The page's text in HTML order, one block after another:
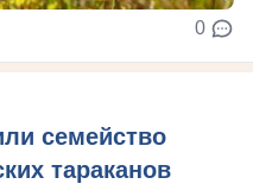
0
семейство
тараканов